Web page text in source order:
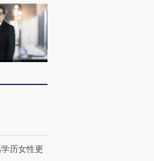
雨 3小时累计雨量超80毫
米
历女性更